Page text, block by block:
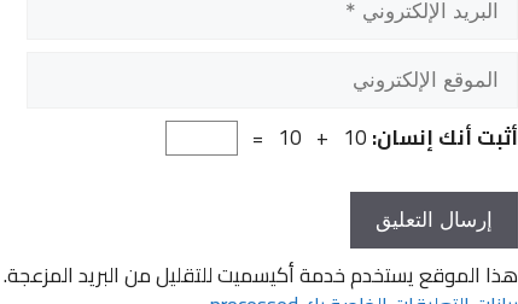
الإلكتروني
الموقع
الإلكتروني
أثبت أنك إنسان:10 + 10 =
هذا الموقع يستخدم خدمة أكيسميت للتقليل من البريد المزعجة.